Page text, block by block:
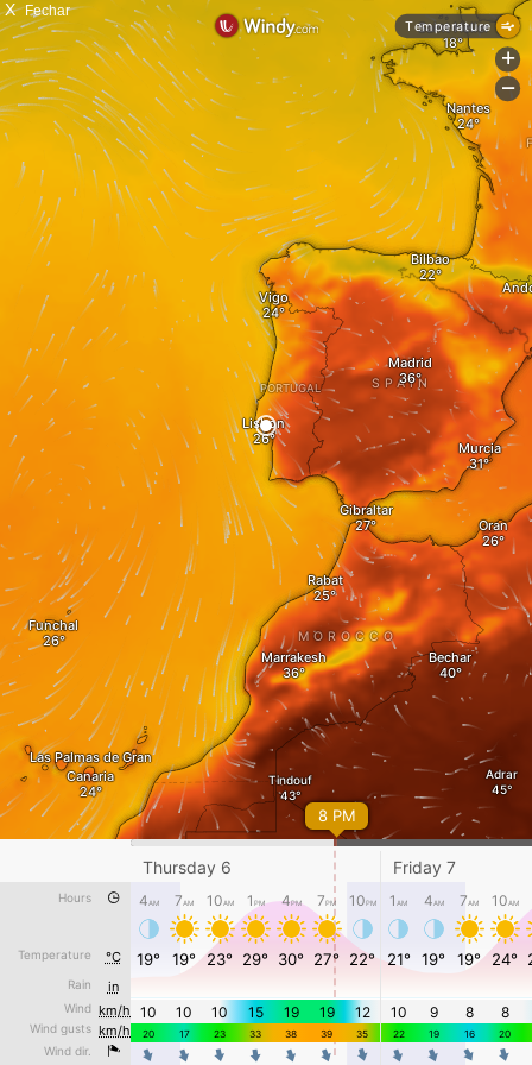
XFechar